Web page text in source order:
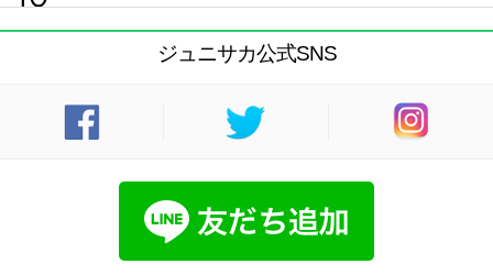
ジュニサカ公式SNS